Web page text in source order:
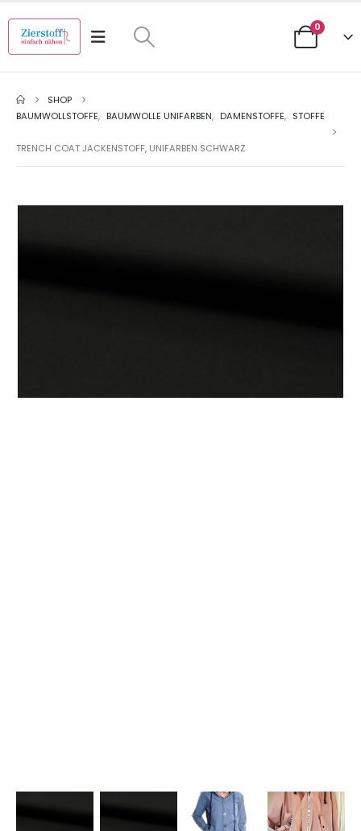
0
SHOP
BAUMWOLLSTOFFE, BAUMWOLLE UNIFARBEN, DAMENSTOFFE, STOFFE
TRENCH COAT JACKENSTOFF, UNIFARBEN SCHWARZ